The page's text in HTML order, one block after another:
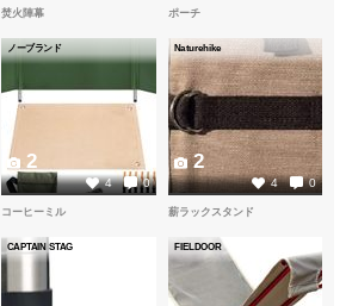
焚火陣幕
ノーブランド
4 0
2
ポーチ
Naturehike
4 0
2
コーヒーミル
CAPTAIN STAG
薪ラックスタンド
FIELDOOR